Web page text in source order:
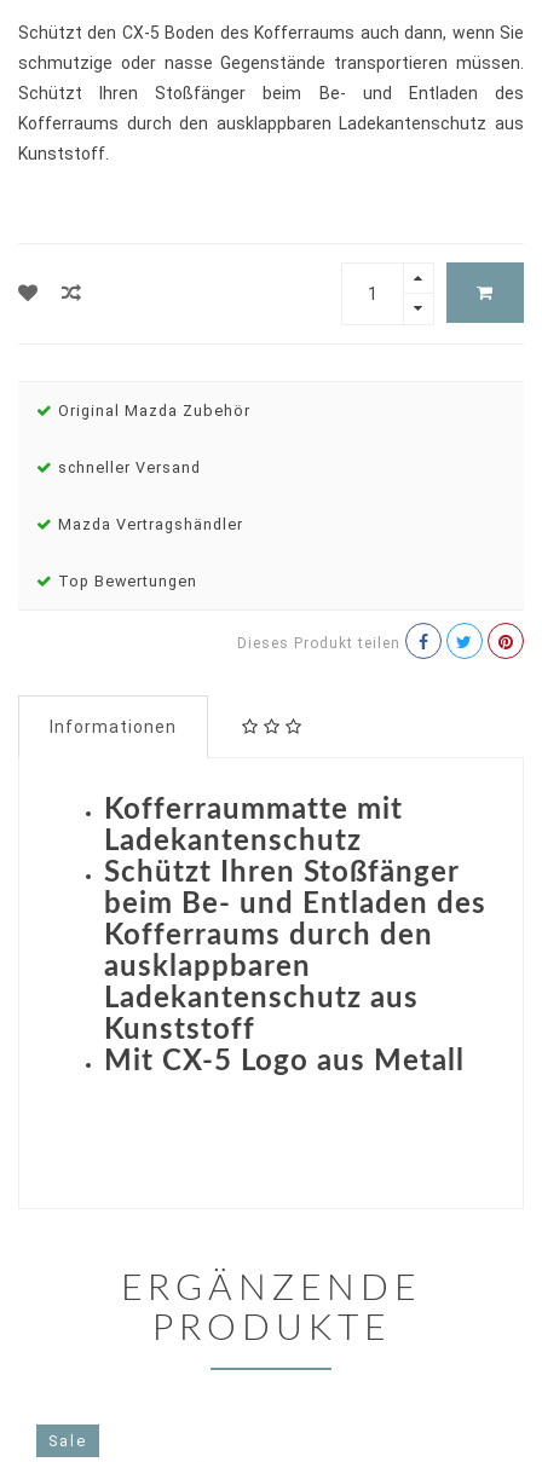
Schützt den CX-5 Boden des Kofferraums auch dann, wenn Sie
schmutzige oder nasse Gegenstände transportieren müssen.
Schützt Ihren Stoßfänger beim Be- und Entladen des
Kofferraums durch den ausklappbaren Ladekantenschutz aus
Kunststoff.
Original Mazda Zubehör
schneller Versand
Mazda Vertragshändler
Top Bewertungen
Dieses Produkt teilen
Informationen
Kofferraummatte mit
Ladekantenschutz
Schützt Ihren Stoßfänger
beim Be- und Entladen des
Kofferraums durch den
ausklappbaren
Ladekantenschutz aus
Kunststoff
Mit CX-5 Logo aus Metall
ERGÄNZENDE
PRODUKTE
Sale